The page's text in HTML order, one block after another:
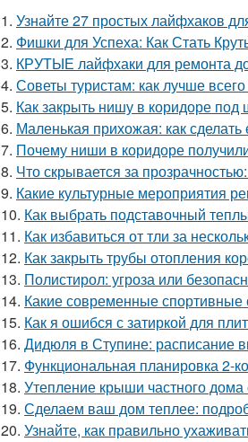
1. Узнайте 27 простых лайфхаков
2. Фишки для Успеха: Как Стать
3. КРУТЫЕ лайфхаки для ремонта
4. Советы туристам: как лучше
5. Как закрыть нишу в коридоре
6. Маленькая прихожая: как
7. Почему ниши в коридоре
8. Что скрывается за
9. Какие культурные мероприятия
10. Как выбрать подставочный
11. Как избавиться от тли за
12. Как закрыть трубы отопления
13. Полистирол: угроза или
14. Какие современные
15. Как я ошибся с затиркой для
16. Дидюля в Ступине: расписание
17. Функциональная планировка 2-
18. Утепление крыши частного
19. Сделаем ваш дом теплее:
20. Узнайте, как правильно